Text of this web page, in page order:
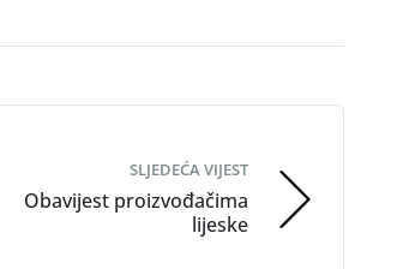
SLJEDEĆA VIJEST
Obavijest proizvođačima
lijeske